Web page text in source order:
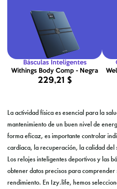
Básculas Inteligentes
Withings Body Comp - Negra
229,21 $
La actividad física es esencial para la
mantenimiento de un buen nivel de
forma eficaz, es importante controlar
cardíaca, la recuperación, la calidad del
Los relojes inteligentes deportivos y las
obtener datos precisos para
rendimiento. En Izy.life, hemos